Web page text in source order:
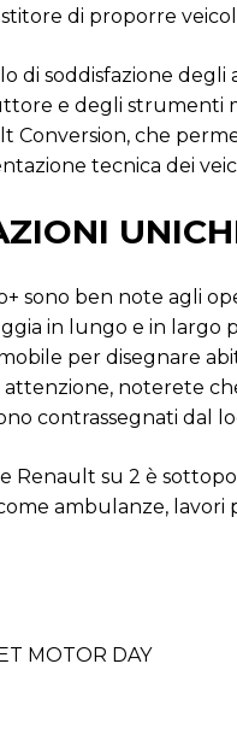
di proporre
di soddisfazione
e degli strumenti
Conversion, che
tecnica dei
sono ben note agli
in lungo e in largo
per disegnare
attenzione, noterete
contrassegnati dal
Renault su 2 è
ambulanze, lavori
MOTOR DAY